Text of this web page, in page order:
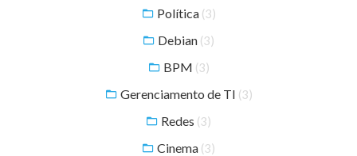
Política (3)
Debian (3)
BPM (3)
Gerenciamento de TI (3)
Redes (3)
Cinema (3)